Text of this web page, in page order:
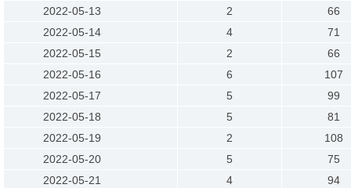
2022-05-13
2
66
2022-05-14
4
71
2022-05-15
2
66
2022-05-16
6
107
2022-05-17
5
99
2022-05-18
5
81
2022-05-19
2
108
2022-05-20
5
75
2022-05-21
4
94